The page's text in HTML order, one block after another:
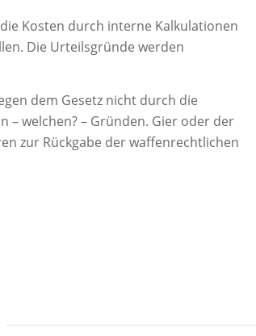
Kosten durch interne Kalkulationen
Die Urteilsgründe werden
dem Gesetz nicht durch die
welchen? – Gründen. Gier oder der
zur Rückgabe der waffenrechtlichen